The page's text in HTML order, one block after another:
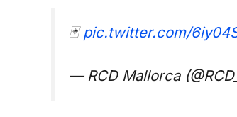
🃏 pic.twitter.com/
— RCD Mallorca